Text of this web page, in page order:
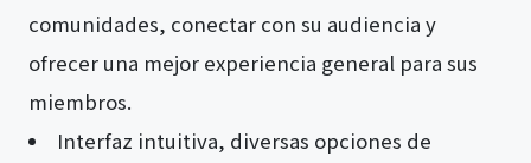
comunidades, conectar con su audiencia y
ofrecer una mejor experiencia general para sus
miembros.
Interfaz intuitiva, diversas opciones de